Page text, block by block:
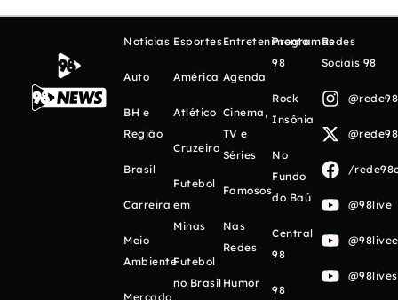
Notícias
Auto
BH e
Região
Brasil
Carreira
Meio
Ambiente
Mercado
Esportes
América
Atlético
Cruzeiro
Futebol
em
Minas
Futebol
no Brasil
Entretenimento
Agenda
Cinema,
TV e
Séries
Famosos
Nas
Redes
Humor
Programas
98
Rock
Insônia
No
Fundo
do Baú
Central
98
98
Redes
Sociais 98
/
@98live